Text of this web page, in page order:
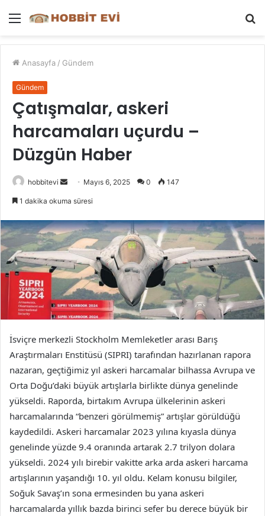
Menü
Anasayfa / Gündem
Gündem
Çatışmalar, askeri
harcamaları uçurdu –
Düzgün Haber
hobbitevi
Bir
göndermek
Mayıs 6, 2025 0 147
1 dakika okuma süresi
İsviçre merkezli Stockholm Memleketler arası Barış
Araştırmaları Enstitüsü (SIPRI) tarafından hazırlanan rapora
nazaran, geçtiğimiz yıl askeri harcamalar bilhassa Avrupa ve
Orta Doğu’daki büyük artışlarla birlikte dünya genelinde
yükseldi. Raporda, birtakım Avrupa ülkelerinin askeri
harcamalarında “benzeri görülmemiş” artışlar görüldüğü
kaydedildi. Askeri harcamalar 2023 yılına kıyasla dünya
genelinde yüzde 9.4 oranında artarak 2.7 trilyon dolara
yükseldi. 2024 yılı birebir vakitte arka arda askeri harcama
artışlarının yaşandığı 10. yıl oldu. Kelam konusu bilgiler,
Soğuk Savaş’ın sona ermesinden bu yana askeri
harcamalarda yıllık bazda birinci sefer bu derece büyük bir